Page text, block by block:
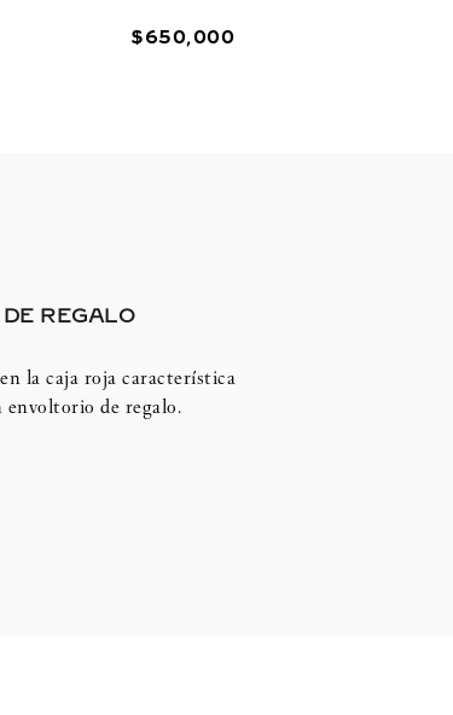
$650,000
REGALO
la caja roja característica
envoltorio de regalo.